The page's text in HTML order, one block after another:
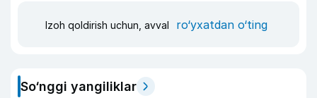
Izoh qoldirish uchun, avval ro‘yxatdan o‘ting
So‘nggi yangiliklar